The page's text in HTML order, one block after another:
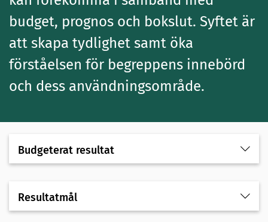
budget, prognos och bokslut. Syftet är
att skapa tydlighet samt öka
förståelsen för begreppens innebörd
och dess användningsområde.
Budgeterat resultat
Resultatmål